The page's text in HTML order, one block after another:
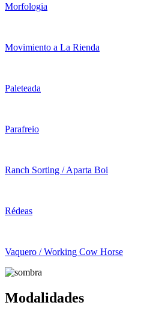
Morfologia
Movimiento a La Rienda
Paleteada
Parafreio
Ranch Sorting / Aparta Boi
Rédeas
Vaquero / Working Cow Horse
Modalidades